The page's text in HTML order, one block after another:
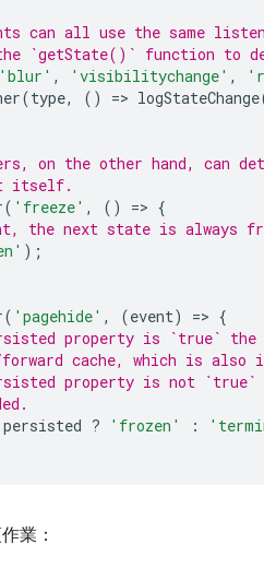
can all use the same
`getState()` function to
'blur' , 'visibilitychange' ,
(type, () => logStateChange
on the other hand, can
itself.
( 'freeze' , () => {
the next state is always
);
( 'pagehide' , (event) => {
property is `true` the
cache, which is also
property is not `true`
persisted ? 'frozen' :
業：